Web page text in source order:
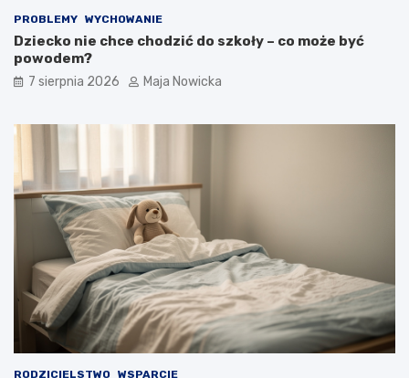
PROBLEMY WYCHOWANIE
Dziecko nie chce chodzić do szkoły – co może być
powodem?
7 sierpnia 2026 Maja Nowicka
RODZICIELSTWO WSPARCIE